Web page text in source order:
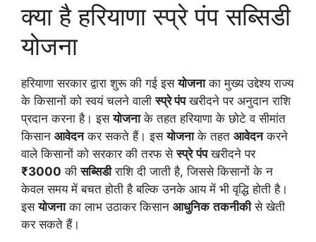
क्या है हरियाणा स्प्रे पंप सब्सिडी
योजना
हरियाणा सरकार द्वारा शुरू की गई इसयोजनाका मुख्य उद्देश्य राज्य
के किसानों को स्वयं चलने वालीस्प्रे पंपखरीदने पर अनुदान राशि
प्रदान करना है। इसयोजनाके तहत हरियाणा के छोटे व सीमांत
किसान आवेदनकर सकते हैं। इसयोजनाके तहत आवेदनकरने
वाले किसानों को सरकार की तरफ सेस्प्रे पंपखरीदने पर
₹3000 कीसब्सिडीराशि दी जाती है, जिससे किसानों के न
केवल समय में बचत होती है बल्कि उनके आय में भी वृद्धि होती है।
इसयोजनाका लाभ उठाकर किसान आधुनिक तकनीकीसे खेती
कर सकते हैं।